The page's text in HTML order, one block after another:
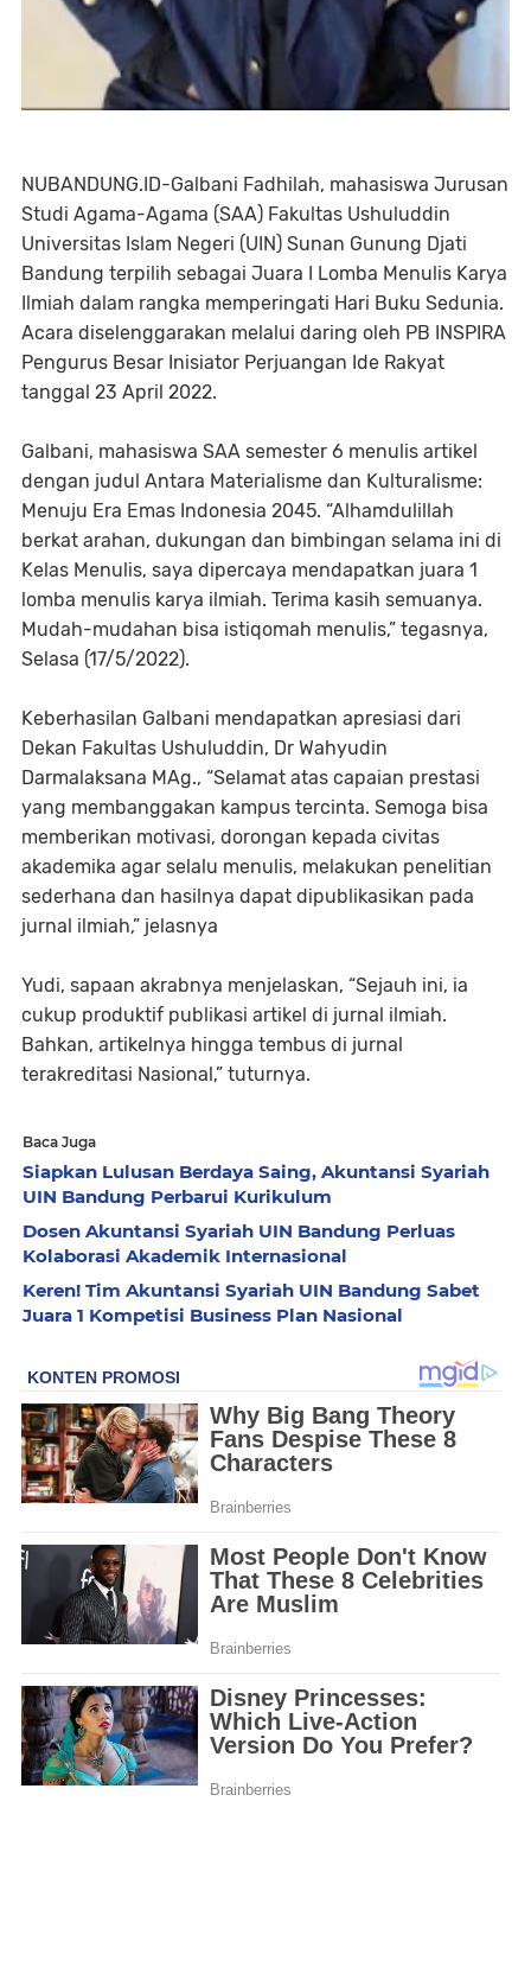
NUBANDUNG.ID-Galbani Fadhilah, mahasiswa Jurusan
Studi Agama-Agama (SAA) Fakultas Ushuluddin
Universitas Islam Negeri (UIN) Sunan Gunung Djati
Bandung terpilih sebagai Juara I Lomba Menulis Karya
Ilmiah dalam rangka memperingati Hari Buku Sedunia.
Acara diselenggarakan melalui daring oleh PB INSPIRA
Pengurus Besar Inisiator Perjuangan Ide Rakyat
tanggal 23 April 2022.
Galbani, mahasiswa SAA semester 6 menulis artikel
dengan judul Antara Materialisme dan Kulturalisme:
Menuju Era Emas Indonesia 2045. “Alhamdulillah
berkat arahan, dukungan dan bimbingan selama ini di
Kelas Menulis, saya dipercaya mendapatkan juara 1
lomba menulis karya ilmiah. Terima kasih semuanya.
Mudah-mudahan bisa istiqomah menulis,” tegasnya,
Selasa (17/5/2022).
Keberhasilan Galbani mendapatkan apresiasi dari
Dekan Fakultas Ushuluddin, Dr Wahyudin
Darmalaksana MAg., “Selamat atas capaian prestasi
yang membanggakan kampus tercinta. Semoga bisa
memberikan motivasi, dorongan kepada civitas
akademika agar selalu menulis, melakukan penelitian
sederhana dan hasilnya dapat dipublikasikan pada
jurnal ilmiah,” jelasnya
Yudi, sapaan akrabnya menjelaskan, “Sejauh ini, ia
cukup produktif publikasi artikel di jurnal ilmiah.
Bahkan, artikelnya hingga tembus di jurnal
terakreditasi Nasional,” tuturnya.
Baca Juga
Siapkan Lulusan Berdaya Saing, Akuntansi Syariah
UIN Bandung Perbarui Kurikulum
Dosen Akuntansi Syariah UIN Bandung Perluas
Kolaborasi Akademik Internasional
Keren! Tim Akuntansi Syariah UIN Bandung Sabet
Juara 1 Kompetisi Business Plan Nasional